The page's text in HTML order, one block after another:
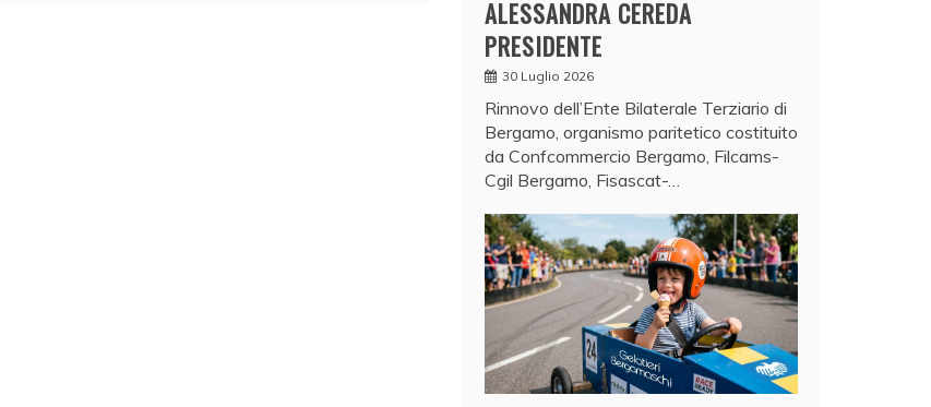
ALESSANDRA CEREDA
PRESIDENTE
30 Luglio 2026
Rinnovo dell’Ente Bilaterale Terziario di
Bergamo, organismo paritetico costituito
da Confcommercio Bergamo, Filcams-
Cgil Bergamo, Fisascat-…